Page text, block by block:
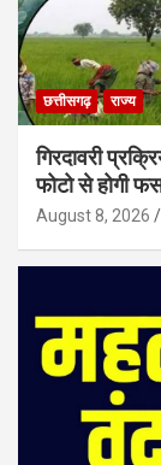
छत्तीसगढ़ राज्य
गिरदावरी
फोटो से होगी
August 8, 2026